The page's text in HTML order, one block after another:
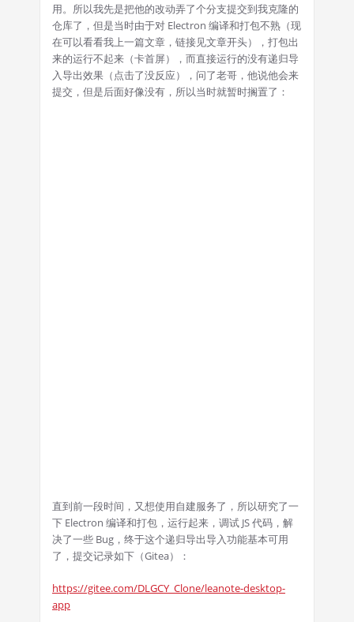
用。所以我先是把他的改动弄了个分支提交到我克隆的
仓库了，但是当时由于对 Electron 编译和打包不熟（现
在可以看看我上一篇文章，链接见文章开头），打包出
来的运行不起来（卡首屏），而直接运行的没有递归导
入导出效果（点击了没反应），问了老哥，他说他会来
提交，但是后面好像没有，所以当时就暂时搁置了：
直到前一段时间，又想使用自建服务了，所以研究了一
下 Electron 编译和打包，运行起来，调试 JS 代码，解
决了一些 Bug，终于这个递归导出导入功能基本可用
了，提交记录如下（Gitea）：
https://gitee.com/DLGCY_Clone/leanote-desktop-
app